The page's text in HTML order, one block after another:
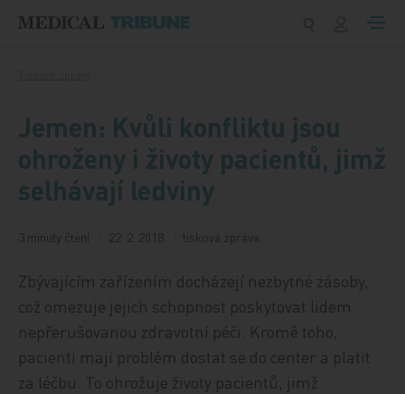
Jemen: Kvůli konfliktu jsou
ohroženy i životy pacientů, jimž
selhávají ledviny
3 minuty čtení 22. 2. 2018 tisková zpráva
Zbývajícím zařízením docházejí nezbytné zásoby,
což omezuje jejich schopnost poskytovat lidem
nepřerušovanou zdravotní péči. Kromě toho,
pacienti mají problém dostat se do center a platit
za léčbu. To ohrožuje životy pacientů, jimž